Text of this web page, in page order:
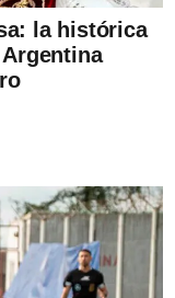
la histórica